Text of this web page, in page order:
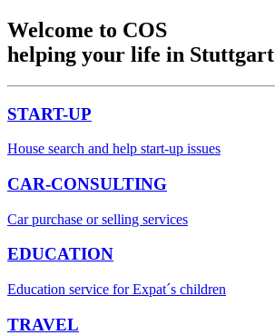
Welcome to COS
helping your life in Stuttgart
START-UP
House search and help start-up issues
CAR-CONSULTING
Car purchase or selling services
EDUCATION
Education service for Expat´s children
TRAVEL